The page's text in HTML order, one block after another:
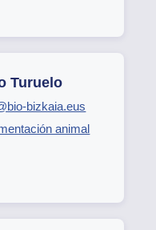
Turuelo
bizkaia.eus
animal